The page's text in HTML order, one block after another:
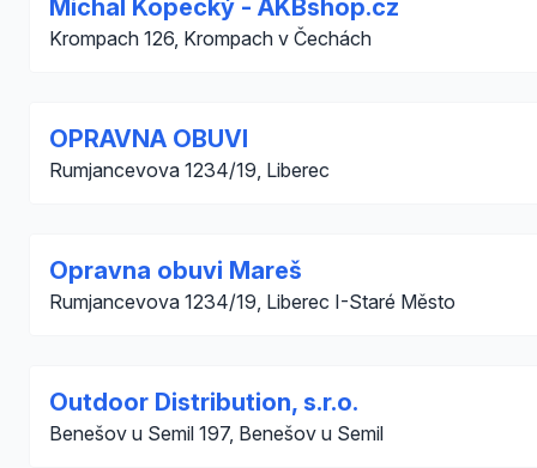
Michal Kopecký - AKBshop.cz
Krompach 126, Krompach v Čechách
OPRAVNA OBUVI
Rumjancevova 1234/19, Liberec
Opravna obuvi Mareš
Rumjancevova 1234/19, Liberec I-Staré Město
Outdoor Distribution, s.r.o.
Benešov u Semil 197, Benešov u Semil